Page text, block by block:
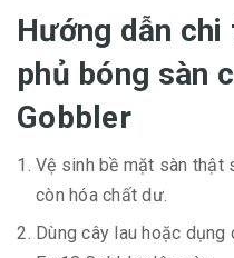
Hướng dẫn
phủ bóng sàn
Gobbler
Vệ sinh bề mặt sàn thật
còn hóa chất dư.
Dùng cây lau hoặc